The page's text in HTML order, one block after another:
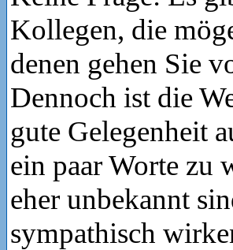
Kollegen, die
denen gehen Sie
Dennoch ist die
gute Gelegenheit
ein paar Worte zu
eher unbekannt
sympathisch